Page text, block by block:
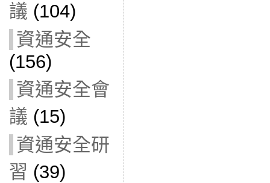
議 (104)
資通安全
(156)
資通安全會
議 (15)
資通安全研
習 (39)